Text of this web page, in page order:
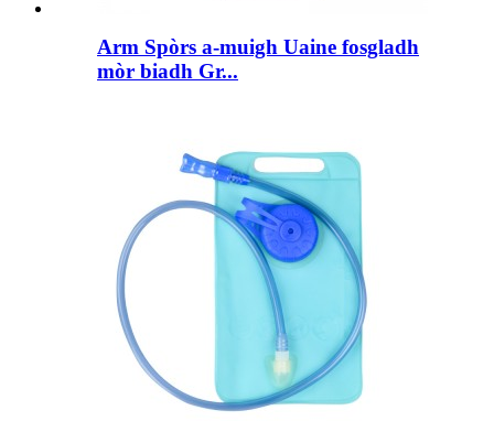
Arm Spòrs a-muigh Uaine fosgladh
mòr biadh Gr...